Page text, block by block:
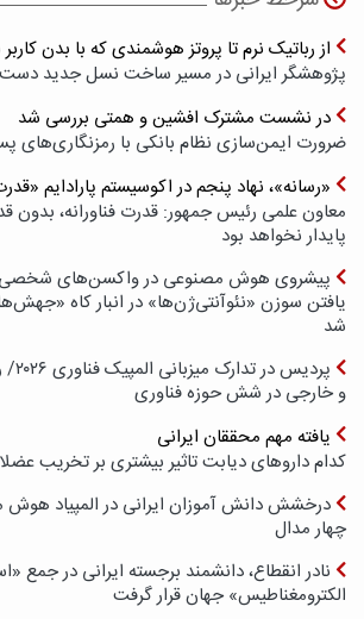
از رباتیک نرم تا پروتز هوشمندی که با بدن
پژوهشگر ایرانی در مسیر ساخت نسل جدید
در نشست مشترک افشین و همتی بررسی شد
ضرورت ایمن‌سازی نظام بانکی با رمزنگاری‌های
«رسانه»، نهاد پنجم در اکوسیستم پارادایم
معاون علمی رئیس جمهور: قدرت فناورانه، بدون
پایدار نخواهد بود
پیشروی هوش مصنوعی در واکسن‌های
یافتن سوزن «نئوآنتی‌ژن‌ها» در انبار کاه
شد
و خارجی در شش حوزه فناوری
یافته مهم محققان ایرانی
کدام داروهای دیابت تاثیر بیشتری بر تخریب
درخشش دانش آموزان ایرانی در المپیاد
چهار مدال
نادر انقطاع، دانشمند برجسته ایرانی در جمع
الکترومغناطیس» جهان قرار گرفت